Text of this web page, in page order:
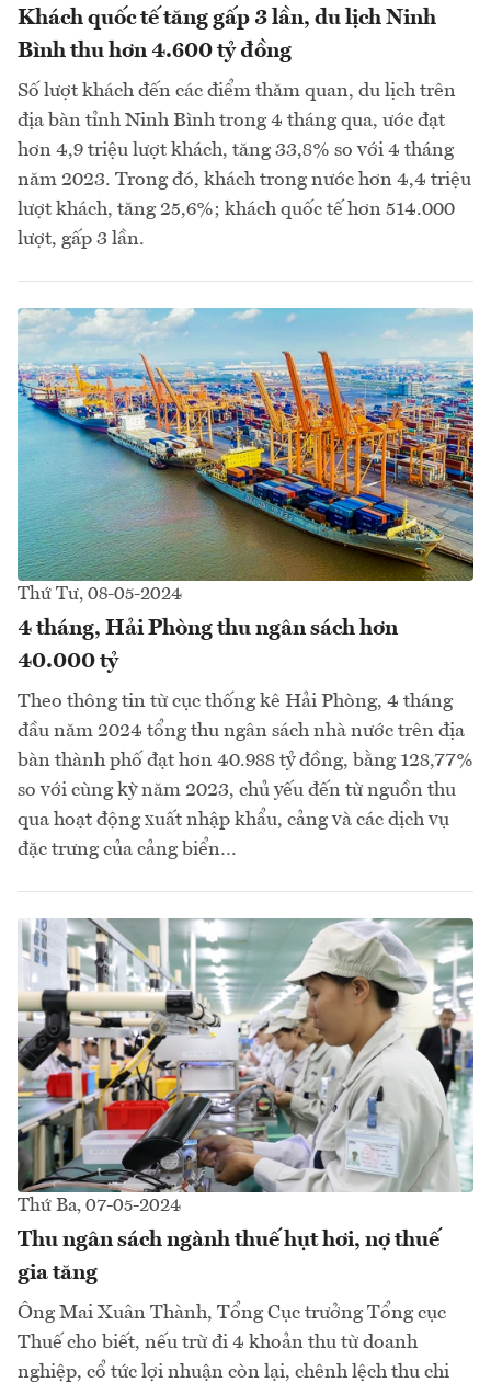
Khách quốc tế tăng gấp 3 lần, du lịch Ninh
Bình thu hơn 4.600 tỷ đồng
Số lượt khách đến các điểm thăm quan, du lịch trên
địa bàn tỉnh Ninh Bình trong 4 tháng qua, ước đạt
hơn 4,9 triệu lượt khách, tăng 33,8% so với 4 tháng
năm 2023. Trong đó, khách trong nước hơn 4,4 triệu
lượt khách, tăng 25,6%; khách quốc tế hơn 514.000
lượt, gấp 3 lần.
Thứ Tư, 08-05-2024
4 tháng, Hải Phòng thu ngân sách hơn
40.000 tỷ
Theo thông tin từ cục thống kê Hải Phòng, 4 tháng
đầu năm 2024 tổng thu ngân sách nhà nước trên địa
bàn thành phố đạt hơn 40.988 tỷ đồng, bằng 128,77%
so với cùng kỳ năm 2023, chủ yếu đến từ nguồn thu
qua hoạt động xuất nhập khẩu, cảng và các dịch vụ
đặc trưng của cảng biển…
Thứ Ba, 07-05-2024
Thu ngân sách ngành thuế hụt hơi, nợ thuế
gia tăng
Ông Mai Xuân Thành, Tổng Cục trưởng Tổng cục
Thuế cho biết, nếu trừ đi 4 khoản thu từ doanh
nghiệp, cổ tức lợi nhuận còn lại, chênh lệch thu chi